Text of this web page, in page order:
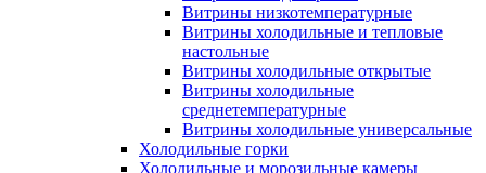
Витрины низкотемпературные
Витрины холодильные и тепловые
настольные
Витрины холодильные открытые
Витрины холодильные
среднетемпературные
Витрины холодильные универсальные
Холодильные горки
Холодильные и морозильные камеры